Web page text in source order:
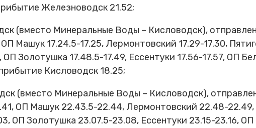
Железноводск 21.52;
(вместо Минеральные Воды – Кисловодск),
Машук 17.24.5-17.25, Лермонтовский 17.29-17.30,
ОП Золотушка 17.48.5-17.49, Ессентуки 17.56-17.57, ОП
Кисловодск 18.25;
(вместо Минеральные Воды – Кисловодск),
ОП Машук 22.43.5-22.44, Лермонтовский 22.48-
ОП Золотушка 23.07.5-23.08, Ессентуки 23.15-23.16,